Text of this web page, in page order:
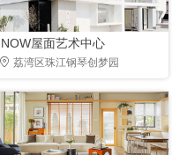
NOW屋面艺术中心
荔湾区珠江钢琴创梦园